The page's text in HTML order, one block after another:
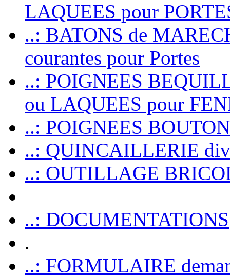
LAQUEES pour
..: BATONS de
courantes pour Portes
..: POIGNEES
ou LAQUEES pour
..: POIGNEES
..: QUINCAILLERIE
..: OUTILLAGE
..: DOCUMENTATIONS
.
..: FORMULAIRE